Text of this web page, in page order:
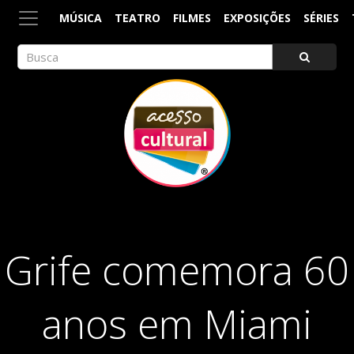
MÚSICA TEATRO FILMES EXPOSIÇÕES SÉRIES
Grife comemora 60
anos em Miami